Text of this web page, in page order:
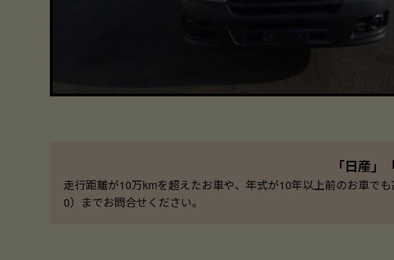
「日産
走行距離が10万kmを超えたお車や、年式が10年以上前のお車で
0）までお問合せください。